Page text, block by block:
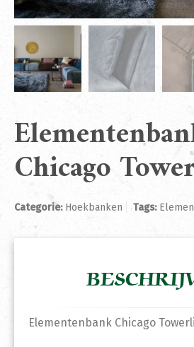
Chicago
Categorie: Hoekbanken Tags:
Elementenbank Chicago